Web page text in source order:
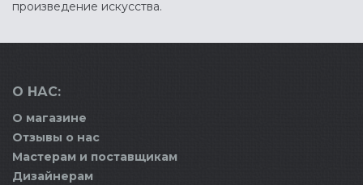
произведение искусства.
О НАС:
О магазине
Отзывы о нас
Мастерам и поставщикам
Дизайнерам